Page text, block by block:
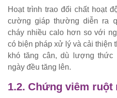
Hoạt trình trao đổi chất hoạt
cường giáp thường diễn ra
cháy nhiều calo hơn so với
có biện pháp xử lý và cải thiện
khó tăng cân, dù lượng
ngày đều tăng lên.
1.2. Chứng viêm ruột